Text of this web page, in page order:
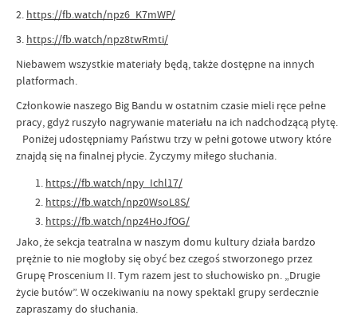
2. https://fb.watch/npz6_K7mWP/
3. https://fb.watch/npz8twRmti/
Niebawem wszystkie materiały będą, także dostępne na innych
platformach.
Członkowie naszego Big Bandu w ostatnim czasie mieli ręce pełne
pracy, gdyż ruszyło nagrywanie materiału na ich nadchodzącą płytę.
Poniżej udostępniamy Państwu trzy w pełni gotowe utwory które
znajdą się na finalnej płycie. Życzymy miłego słuchania.
https://fb.watch/npy_Ichl17/
https://fb.watch/npz0WsoL8S/
https://fb.watch/npz4HoJfOG/
Jako, że sekcja teatralna w naszym domu kultury działa bardzo
prężnie to nie mogłoby się obyć bez czegoś stworzonego przez
Grupę Proscenium II. Tym razem jest to słuchowisko pn. „Drugie
życie butów”. W oczekiwaniu na nowy spektakl grupy serdecznie
zapraszamy do słuchania.